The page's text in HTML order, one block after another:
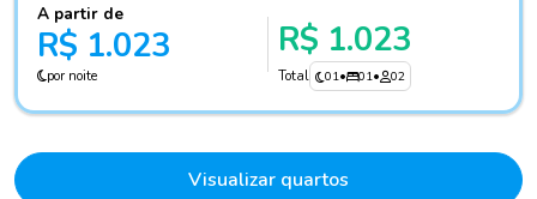
A partir de
R$ 1.023
por noite
R$ 1.023
Total 01• 01• 02
Visualizar quartos